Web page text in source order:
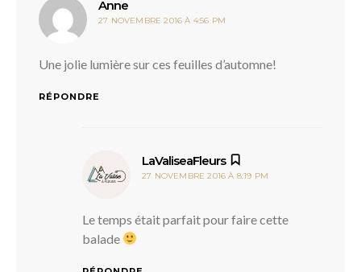
Anne
27 NOVEMBRE 2016 À 4:56 PM
Une jolie lumière sur ces feuilles d’automne!
RÉPONDRE
LaValiseaFleurs dit :
27 NOVEMBRE 2016 À 8:19 PM
Le temps était parfait pour faire cette
balade